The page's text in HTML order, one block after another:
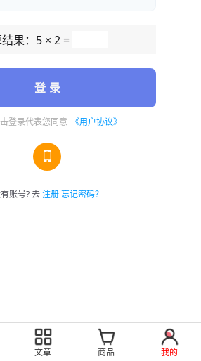
果：5 × 2 =
登 录
登录代表您同意 《用户协议》
账号? 去注册忘记密码？
文章 商品 我的